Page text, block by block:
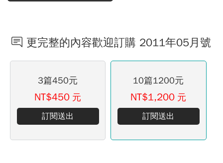
更完整的內容歡迎訂購 2011年05月號
3篇450元
NT$450 元
訂閱送出
10篇1200元
NT$1,200 元
訂閱送出